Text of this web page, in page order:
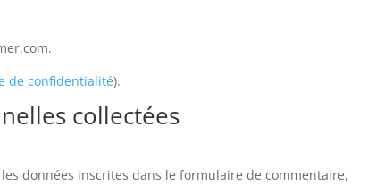
de confidentialité).
collectées
données inscrites dans le formulaire de commentaire,